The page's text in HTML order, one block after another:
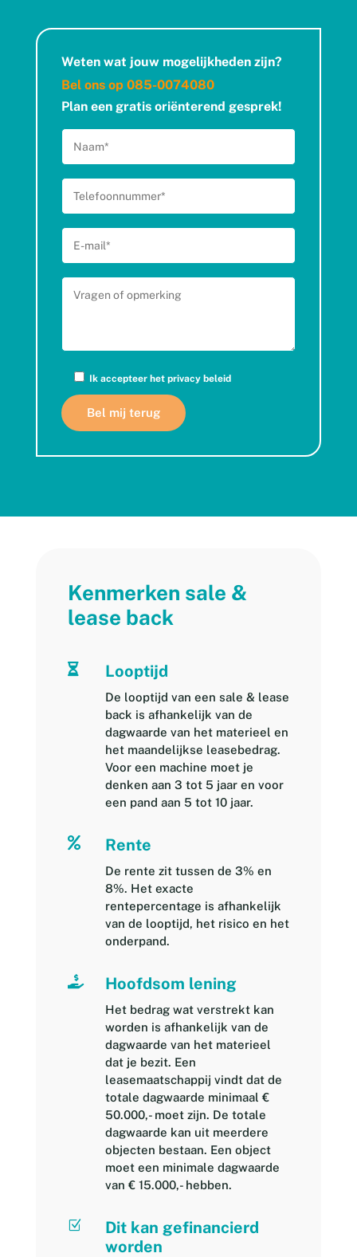
Weten wat jouw mogelijkheden zijn?
Bel ons op 085-0074080
Plan een gratis oriënterend gesprek!
Ik accepteer het privacy beleid
Kenmerken sale &
lease back
 Looptijd
De looptijd van een sale & lease
back is afhankelijk van de
dagwaarde van het materieel en
het maandelijkse leasebedrag.
Voor een machine moet je
denken aan 3 tot 5 jaar en voor
een pand aan 5 tot 10 jaar.
 Rente
De rente zit tussen de 3% en
8%. Het exacte
rentepercentage is afhankelijk
van de looptijd, het risico en het
onderpand.
 Hoofdsom lening
Het bedrag wat verstrekt kan
worden is afhankelijk van de
dagwaarde van het materieel
dat je bezit. Een
leasemaatschappij vindt dat de
totale dagwaarde minimaal €
50.000,- moet zijn. De totale
dagwaarde kan uit meerdere
objecten bestaan. Een object
moet een minimale dagwaarde
van € 15.000,- hebben.
Z
Dit kan gefinancierd
worden